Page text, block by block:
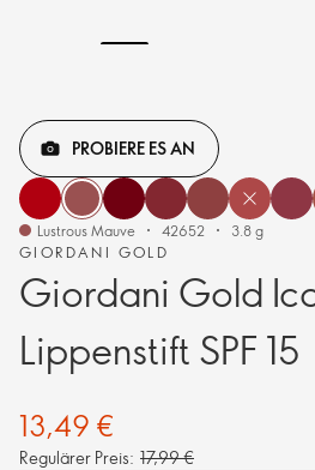
GIORDANI GOLD
Giordani Gold
Lippenstift SPF 15
PROBIERE ES AN
Lustrous Mauve 42652 3.8 g
13,49 €
Regulärer Preis: 17,99 €